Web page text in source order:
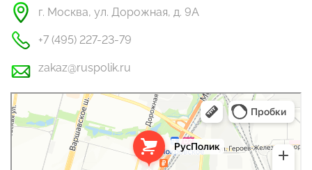
г. Москва, ул. Дорожная, д. 9А
+7 (495) 227-23-79
zakaz@ruspolik.ru
РусПолик
Оргстекло, поликарбонат в Москве
Строительные и отделочные работы в Москве